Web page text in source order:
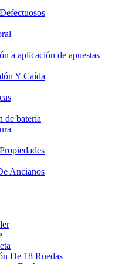
a aplicación de apuestas
Y Caída
de batería
Ancianos
De 18 Ruedas